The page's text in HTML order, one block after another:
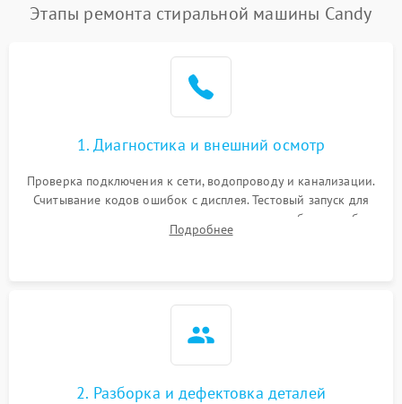
Замена платы управления Подробнее →
Этапы ремонта стиральной машины Candy
1. Диагностика и внешний осмотр
Проверка подключения к сети, водопроводу и канализации.
Считывание кодов ошибок с дисплея. Тестовый запуск для
выявления посторонних шумов, протечек или сбоев в работе
электронного модуля управления.
Подробнее
2. Разборка и дефектовка деталей